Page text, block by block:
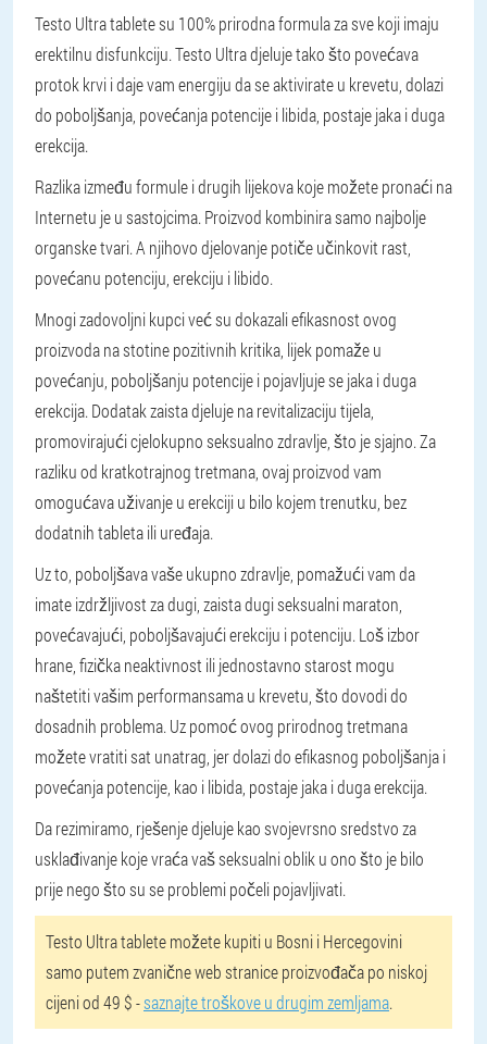
Testo Ultra tablete su 100% prirodna formula za sve koji imaju
erektilnu disfunkciju. Testo Ultra djeluje tako što povećava
protok krvi i daje vam energiju da se aktivirate u krevetu, dolazi
do poboljšanja, povećanja potencije i libida, postaje jaka i duga
erekcija.
Razlika između formule i drugih lijekova koje možete pronaći na
Internetu je u sastojcima. Proizvod kombinira samo najbolje
organske tvari. A njihovo djelovanje potiče učinkovit rast,
povećanu potenciju, erekciju i libido.
Mnogi zadovoljni kupci već su dokazali efikasnost ovog
proizvoda na stotine pozitivnih kritika, lijek pomaže u
povećanju, poboljšanju potencije i pojavljuje se jaka i duga
erekcija. Dodatak zaista djeluje na revitalizaciju tijela,
promovirajući cjelokupno seksualno zdravlje, što je sjajno. Za
razliku od kratkotrajnog tretmana, ovaj proizvod vam
omogućava uživanje u erekciji u bilo kojem trenutku, bez
dodatnih tableta ili uređaja.
Uz to, poboljšava vaše ukupno zdravlje, pomažući vam da
imate izdržljivost za dugi, zaista dugi seksualni maraton,
povećavajući, poboljšavajući erekciju i potenciju. Loš izbor
hrane, fizička neaktivnost ili jednostavno starost mogu
naštetiti vašim performansama u krevetu, što dovodi do
dosadnih problema. Uz pomoć ovog prirodnog tretmana
možete vratiti sat unatrag, jer dolazi do efikasnog poboljšanja i
povećanja potencije, kao i libida, postaje jaka i duga erekcija.
Da rezimiramo, rješenje djeluje kao svojevrsno sredstvo za
usklađivanje koje vraća vaš seksualni oblik u ono što je bilo
prije nego što su se problemi počeli pojavljivati.
Testo Ultra tablete možete kupiti u Bosni i Hercegovini
samo putem zvanične web stranice proizvođača po niskoj
cijeni od 49 $ -saznajte troškove u drugim zemljama.